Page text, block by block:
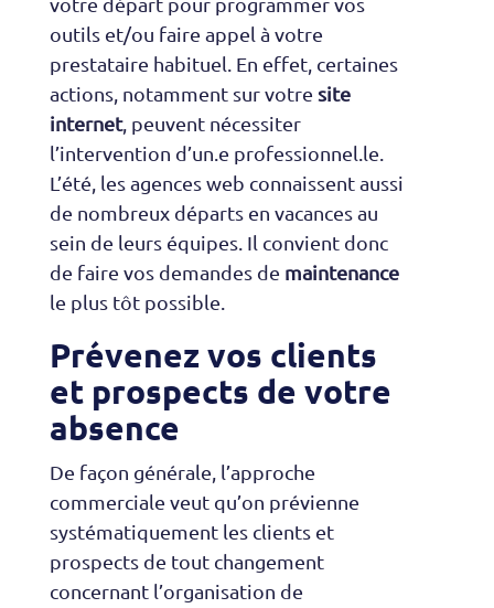
outils et/ou faire appel à votre
prestataire habituel. En effet, certaines
actions, notamment sur votre site
internet, peuvent nécessiter
l’intervention d’un.e professionnel.le.
L’été, les agences web connaissent aussi
de nombreux départs en vacances au
sein de leurs équipes. Il convient donc
de faire vos demandes de maintenance
le plus tôt possible.
Prévenez vos clients
et prospects de votre
absence
De façon générale, l’approche
commerciale veut qu’on prévienne
systématiquement les clients et
prospects de tout changement
concernant l’organisation de